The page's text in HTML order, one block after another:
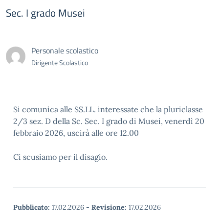
Sec. I grado Musei
Personale scolastico
Dirigente Scolastico
Si comunica alle SS.LL. interessate che la pluriclasse
2/3 sez. D della Sc. Sec. I grado di Musei, venerdì 20
febbraio 2026, uscirà alle ore 12.00
Ci scusiamo per il disagio.
Pubblicato: 17.02.2026 - Revisione: 17.02.2026